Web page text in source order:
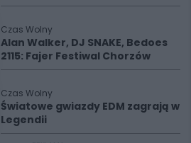
Czas Wolny
Alan Walker, DJ SNAKE, Bedoes
2115: Fajer Festiwal Chorzów
Czas Wolny
Światowe gwiazdy EDM zagrają w
Legendii